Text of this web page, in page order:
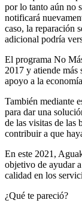
por lo tanto aún no
notificará
caso, la reparación
adicional podría
El programa No
2017 y atiende más
apoyo a la
También mediante
para dar una
de las visitas de las
contribuir a que
En este 2021,
objetivo de ayudar
calidad en los
¿Qué te pareció?